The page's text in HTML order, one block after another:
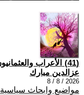
(41) الأعراب والعثمانيون وتونس
عزالدين مبارك
2026 / 8 / 8
مواضيع وابحاث سياسية